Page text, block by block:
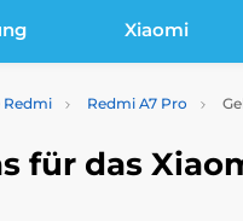
Xiaomi
Redmi Redmi A7 Pro
für das